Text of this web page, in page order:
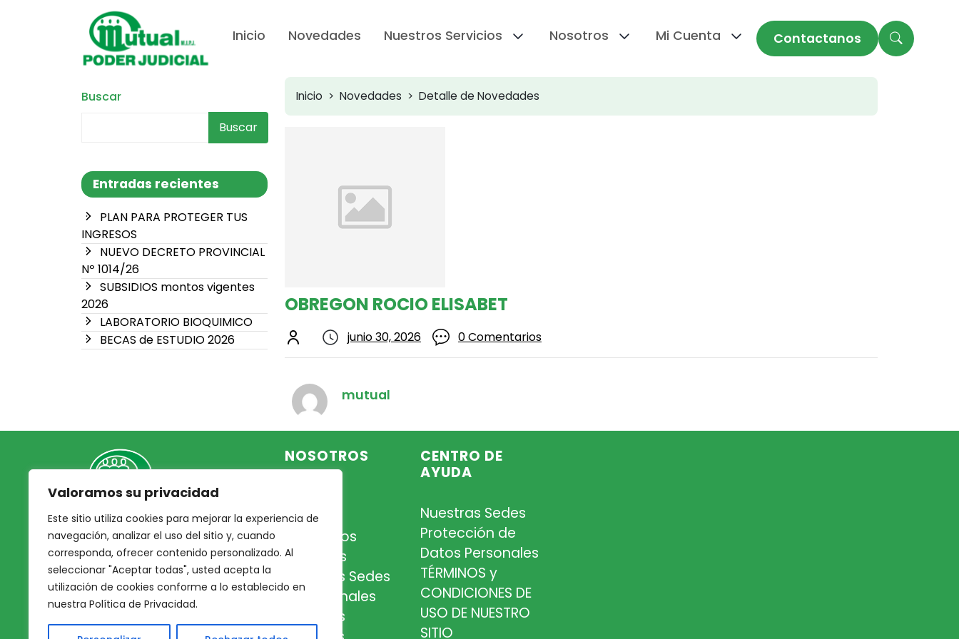
Valoramos su privacidad
Este sitio utiliza cookies para mejorar la experiencia de
navegación, analizar el uso del sitio y, cuando
corresponda, ofrecer contenido personalizado. Al
seleccionar "Aceptar todas", usted acepta la
utilización de cookies conforme a lo establecido en
nuestra Política de Privacidad.
Inicio Novedades Nuestros Servicios Nosotros Mi Cuenta Contactanos
Buscar
Buscar
Entradas recientes
PLAN PARA PROTEGER TUS
INGRESOS
NUEVO DECRETO PROVINCIAL
Nº 1014/26
SUBSIDIOS montos vigentes
2026
LABORATORIO BIOQUIMICO
BECAS de ESTUDIO 2026
Inicio Novedades Detalle de Novedades
OBREGON ROCIO ELISABET
junio 30, 2026 0 Comentarios
mutual
Mutual Integrantes del
Poder Judicial
afiliacion@mjpj.org.ar
+54 9 342 467-4510
NOSOTROS
Acceso
Asociados
Nosotros
Nuestras Sedes
Profesionales
Nuestros
CENTRO DE
AYUDA
Nuestras Sedes
Protección de
Datos Personales
TÉRMINOS y
CONDICIONES DE
USO DE NUESTRO
SITIO